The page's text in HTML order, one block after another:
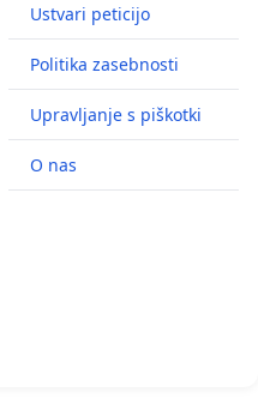
Ustvari peticijo
Politika zasebnosti
Upravljanje s piškotki
O nas